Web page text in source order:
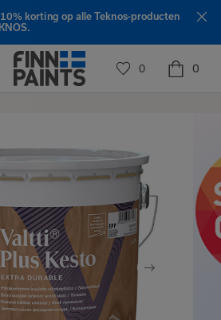
Gratis verzending vanaf €150,- binnen